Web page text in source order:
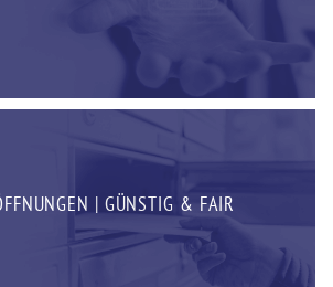
| GÜNSTIG & FAIR